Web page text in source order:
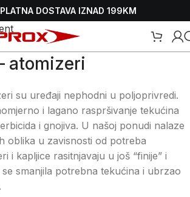
DOSTAVA IZNAD 199KM
atomizeri
su uređaji nephodni u poljoprivredi.
i lagano raspršivanje tekućina
i gnojiva. U našoj ponudi nalaze
oblika u zavisnosti od potreba
i kapljice rasitnjavaju u još “finije” i
smanjila potrebna tekućina i ubrzao